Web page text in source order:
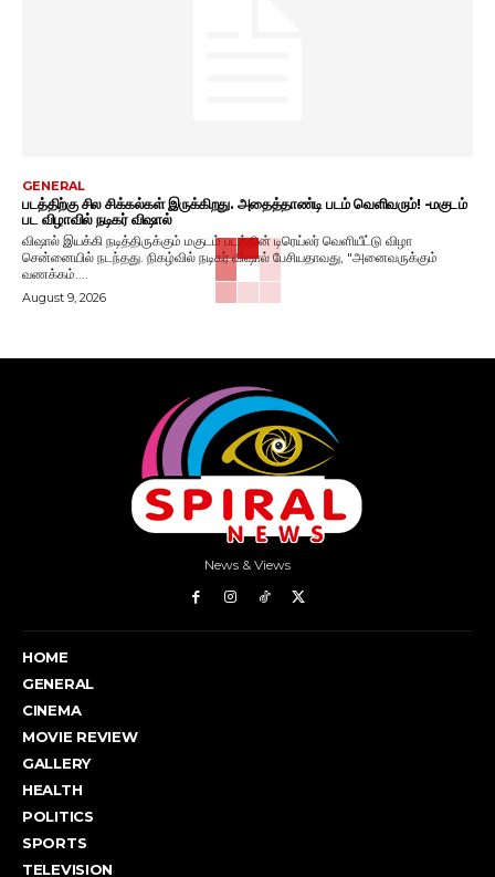
GENERAL
படத்திற்கு சில சிக்கல்கள் இருக்கிறது. அதைத்தாண்டி படம் வெளிவரும்! -மகுடம்
பட விழாவில் நடிகர் விஷால்
விஷால் இயக்கி நடித்திருக்கும் மகுடம் படத்தின் டிரெய்லர் வெளியீட்டு விழா
சென்னையில் நடந்தது. நிகழ்வில் நடிகர் விஷால் பேசியதாவது, "அனைவருக்கும்
வணக்கம்....
August 9, 2026
News & Views
HOME
GENERAL
CINEMA
MOVIE REVIEW
GALLERY
HEALTH
POLITICS
SPORTS
TELEVISION